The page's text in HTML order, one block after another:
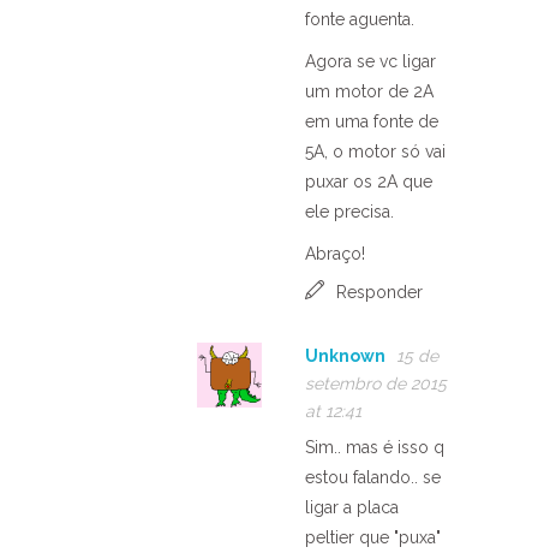
fonte aguenta.
Agora se vc ligar
um motor de 2A
em uma fonte de
5A, o motor só vai
puxar os 2A que
ele precisa.
Abraço!
Responder
Unknown
15 de
setembro de 2015
at 12:41
Sim.. mas é isso q
estou falando.. se
ligar a placa
peltier que "puxa"